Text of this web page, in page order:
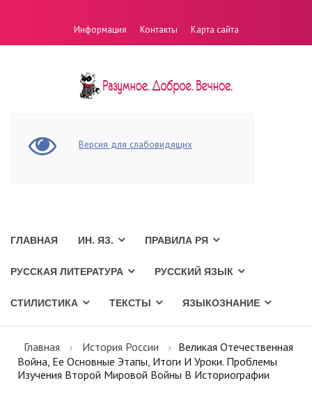
Информация Контакты Карта сайта
Версия для слабовидящих
ГЛАВНАЯ ИН. ЯЗ. ПРАВИЛА РЯ
РУССКАЯ ЛИТЕРАТУРА РУССКИЙ ЯЗЫК
СТИЛИСТИКА ТЕКСТЫ ЯЗЫКОЗНАНИЕ
Главная История России
Великая Отечественная
Война, Ее Основные Этапы, Итоги И Уроки. Проблемы
Изучения Второй Мировой Войны В Историографии